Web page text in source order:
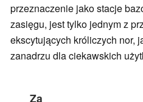
przeznaczenie jako stacje
zasięgu, jest tylko jednym z
ekscytujących króliczych nor,
zanadrzu dla ciekawskich
Za